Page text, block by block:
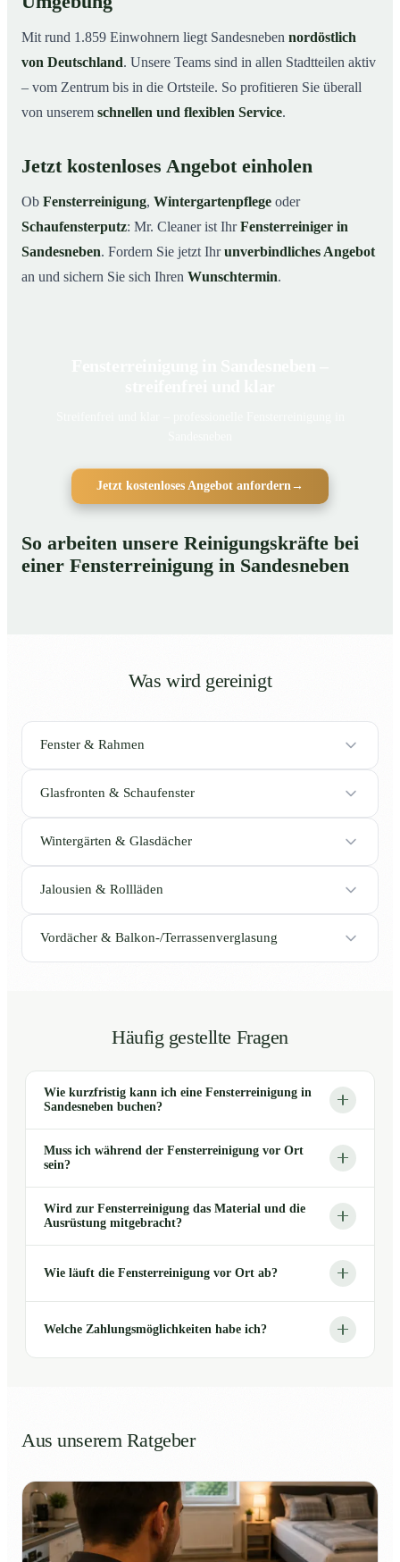
Mit rund 1.859 Einwohnern liegt Sandesneben nordöstlich
von Deutschland. Unsere Teams sind in allen Stadtteilen aktiv
– vom Zentrum bis in die Ortsteile. So profitieren Sie überall
von unserem schnellen und flexiblen Service.
Jetzt kostenloses Angebot einholen
Ob Fensterreinigung, Wintergartenpflege oder
Schaufensterputz: Mr. Cleaner ist IhrFensterreiniger in
Sandesneben. Fordern Sie jetzt Ihrunverbindliches Angebot
an und sichern Sie sich Ihren Wunschtermin.
Jetzt kostenloses Angebot anfordern →
So arbeiten unsere Reinigungskräfte bei
einer Fensterreinigung in Sandesneben
Was wird gereinigt
Fenster & Rahmen
Glasfronten & Schaufenster
Wintergärten & Glasdächer
Jalousien & Rollläden
Vordächer & Balkon-/Terrassenverglasung
Häufig gestellte Fragen
Wie kurzfristig kann ich eine Fensterreinigung in
Sandesneben buchen?
Muss ich während der Fensterreinigung vor Ort
sein?
Wird zur Fensterreinigung das Material und die
Ausrüstung mitgebracht?
Wie läuft die Fensterreinigung vor Ort ab?
Welche Zahlungsmöglichkeiten habe ich?
Aus unserem Ratgeber